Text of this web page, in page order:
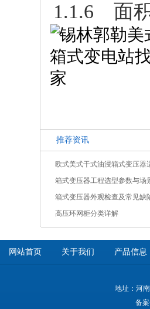
1.1.6 面
推荐资讯
欧式美式干式油浸箱式变压器
箱式变压器工程选型参数与场
箱式变压器外观检查及常见缺
高压环网柜分类详解
网站首页 关于我们 产品信息
地址：河
备